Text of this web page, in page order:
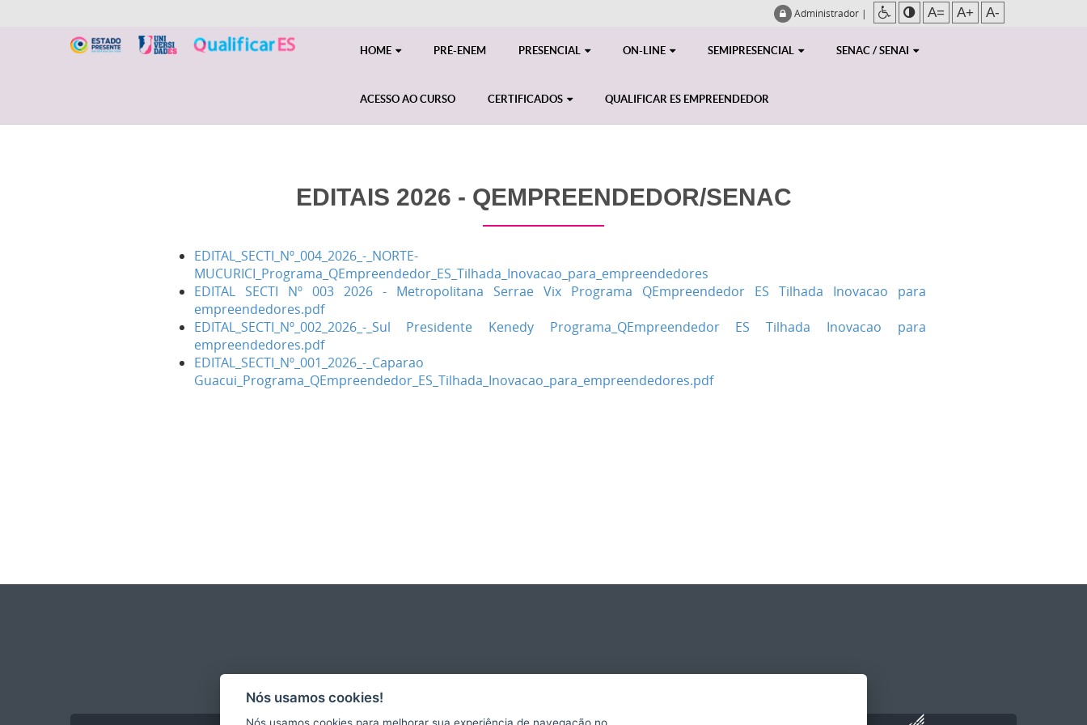
Administrador | A= A+ A-
HOME PRÉ-ENEM PRESENCIAL ON-LINE SEMIPRESENCIAL SENAC / SENAI
ACESSO AO CURSO CERTIFICADOS QUALIFICAR ES EMPREENDEDOR
EDITAIS 2026 - QEMPREENDEDOR/SENAC
EDITAL_SECTI_Nº_004_2026_-_NORTE-
MUCURICI_Programa_QEmpreendedor_ES_Tilhada_Inovacao_para_empreendedores
EDITAL SECTI Nº 003 2026 - Metropolitana Serrae Vix Programa QEmpreendedor ES Tilhada Inovacao para
empreendedores.pdf
EDITAL_SECTI_Nº_002_2026_-_Sul Presidente Kenedy Programa_QEmpreendedor ES Tilhada Inovacao para
empreendedores.pdf
EDITAL_SECTI_Nº_001_2026_-_Caparao
Guacui_Programa_QEmpreendedor_ES_Tilhada_Inovacao_para_empreendedores.pdf
Nós usamos cookies!